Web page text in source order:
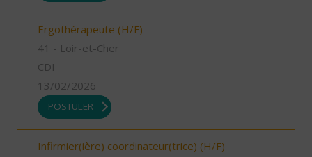
Ergothérapeute (H/F)
41 - Loir-et-Cher
CDI
13/02/2026
POSTULER
Infirmier(ière) coordinateur(trice) (H/F)